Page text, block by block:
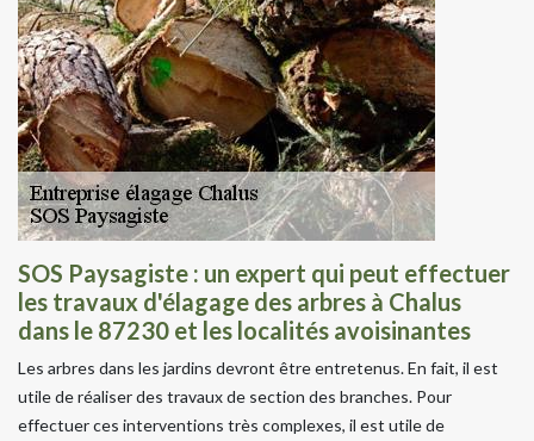
SOS Paysagiste : un expert qui peut effectuer
les travaux d'élagage des arbres à Chalus
dans le 87230 et les localités avoisinantes
Les arbres dans les jardins devront être entretenus. En fait, il est
utile de réaliser des travaux de section des branches. Pour
effectuer ces interventions très complexes, il est utile de